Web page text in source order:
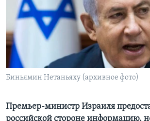
Learning English
СОЦИАЛЬНЫЕ СЕТИ
Биньямин Нетаньяху (архивное фото)
Премьер-министр Израиля
российской стороне информацию,